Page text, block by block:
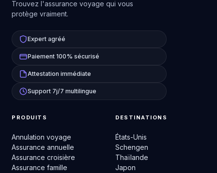
Trouvez l'assurance voyage qui vous
protège vraiment.
Expert agréé
Paiement 100% sécurisé
Attestation immédiate
Support 7j/7 multilingue
PRODUITS
Annulation voyage
Assurance annuelle
Assurance croisière
Assurance famille
DESTINATIONS
États-Unis
Schengen
Thaïlande
Japon